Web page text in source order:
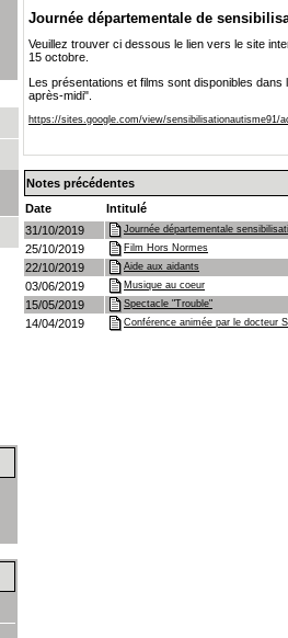
Journée départementale de
Veuillez trouver ci dessous le lien vers le site
15 octobre.
Les présentations et films sont disponibles
après-midi".
https://sites.google.com/view/sensibilisationautisme91/
Notes précédentes
Date
Intitulé
31/10/2019
Journée départementale
25/10/2019 Film Hors Normes
22/10/2019 Aide aux aidants
03/06/2019 Musique au coeur
15/05/2019 Spectacle "Trouble"
14/04/2019
Conférence animée par le docteur